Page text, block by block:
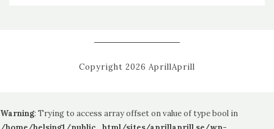
Copyright 2026 AprillAprill
Warning: Trying to access array offset on value of type bool in